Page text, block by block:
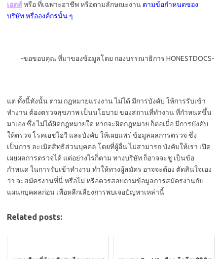
เอดส์หรือ ที่เฉพาะอาชีพ หรือตามลักษณะงาน ตามข้อกำหนดของ
บริษัท หรือองค์กรนั้น ๆ
-ขอขอบคุณ ที่มาของข้อมูลโดย กองบรรณาธิการ HONESTDOCS-
แต่ ทั้งนี้ทังนั้น ตาม กฎหมายแรงงาน ไม่ได้ มีการบังคับ ให้การรับเข้า
ทำงาน ต้องตรวจสุขภาพ เป็นนโยบาย ของสถานที่ทำงาน ที่กำหนดขึ้น
มาเอง ซึ่ง ไม่ได้ผิดกฎหมายใด หากจะผิดกฎหมาย ก็ต่อเมื่อ มีการบังคับ
ให้ตรวจ โรคเอชไอวี และบังคับ ให้เผยแพร่ ข้อมูลผลการตรวจ ซึ่ง
เป็นการ ละเมิดสิทธิส่วนบุคคล โดยที่ผู้อื่น ไม่สามารถ บังคับให้เรา เปิด
เผยผลการตรวจได้ แต่อย่างไรก็ตาม ทางบริษัท ก็อาจจะชู เป็นข้อ
กำหนด ในการรับเข้าทำงาน ทำให้ทางผู้สมัคร อาจจะต้อง ตัดสินใจเอง
ว่า จะสมัครงานที่นี่ หรือไม่ หรือควรสอบถามข้อมูลการสมัครงานกับ
แผนกบุคคลก่อน เพื่อหลีกเลี่ยงการพบเจอปัญหาเหล่านี้
Related posts: